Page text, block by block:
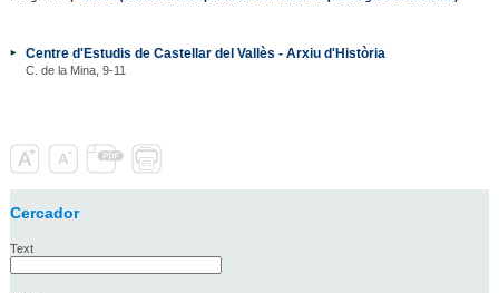
Centre d'Estudis de Castellar del Vallès - Arxiu d'Història
C. de la Mina, 9-11
Cercador
Text